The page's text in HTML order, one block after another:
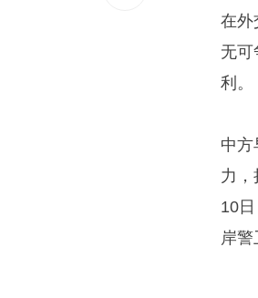
在外
无
利。
中
力
10
岸警